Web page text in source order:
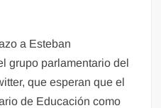
a Esteban
grupo parlamentario del
que esperan que el
de Educación como